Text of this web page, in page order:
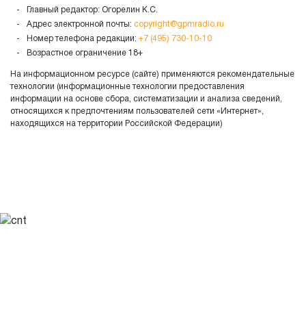
Главный редактор: Огорелин К.С.
Адрес электронной почты: copyright@gpmradio.ru
Номер телефона редакции: +7 (495) 730-10-10
Возрастное ограничение 18+
На информационном ресурсе (сайте) применяются рекомендательные
технологии (информационные технологии предоставления
информации на основе сбора, систематизации и анализа сведений,
относящихся к предпочтениям пользователей сети «Интернет»,
находящихся на территории Российской Федерации)